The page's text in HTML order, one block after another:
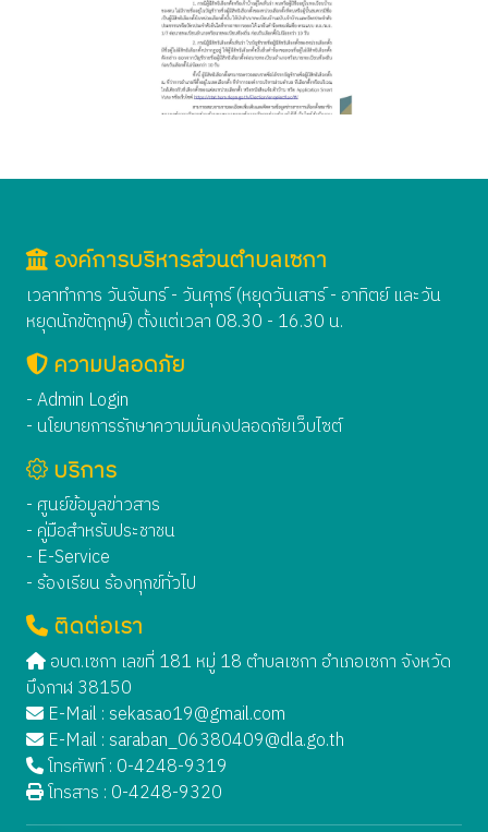
องค์การบริหารส่วนตำบลเซกา
เวลาทำการ วันจันทร์ - วันศุกร์ (หยุดวันเสาร์ - อาทิตย์ และวัน
หยุดนักขัตฤกษ์) ตั้งแต่เวลา 08.30 - 16.30 น.
ความปลอดภัย
- Admin Login
- นโยบายการรักษาความมั่นคงปลอดภัยเว็บไซต์
บริการ
- ศูนย์ข้อมูลข่าวสาร
- คู่มือสำหรับประชาชน
- E-Service
- ร้องเรียน ร้องทุกข์ทั่วไป
ติดต่อเรา
อบต.เซกา เลขที่ 181 หมู่ 18 ตำบลเซกา อำเภอเซกา จังหวัด
บึงกาฬ 38150
E-Mail : sekasao19@gmail.com
E-Mail : saraban_06380409@dla.go.th
โทรศัพท์ : 0-4248-9319
โทรสาร : 0-4248-9320